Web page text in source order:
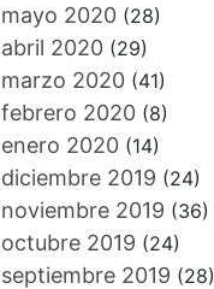
mayo 2020(28)
abril 2020(29)
marzo 2020(41)
febrero 2020(8)
enero 2020(14)
diciembre 2019 (24)
noviembre 2019 (36)
octubre 2019 (24)
septiembre 2019 (28)